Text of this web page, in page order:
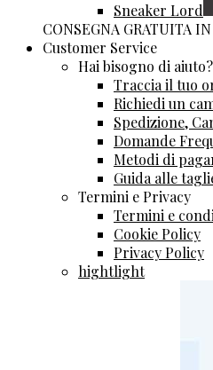
Sneaker Lord
CONSEGNA GRATUITA
Customer Service
Hai bisogno di aiuto?
Traccia il tuo
Richiedi un
Spedizione,
Domande
Metodi di
Guida alle
Termini e Privacy
Termini e
Cookie Policy
Privacy Policy
hightlight